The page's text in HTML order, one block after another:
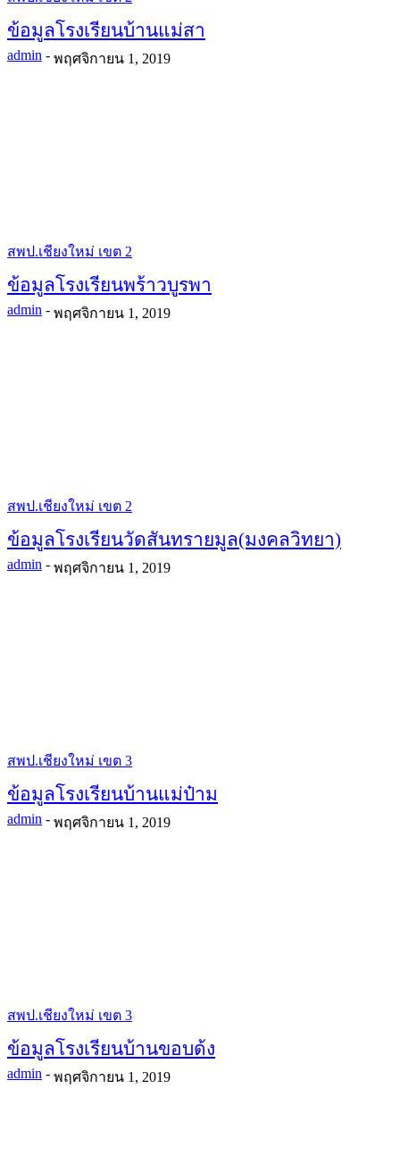
ข้อมูลโรงเรียนบ้านแม่สา
admin - พฤศจิกายน 1, 2019
สพป.เชียงใหม่ เขต 2
ข้อมูลโรงเรียนพร้าวบูรพา
admin - พฤศจิกายน 1, 2019
สพป.เชียงใหม่ เขต 2
ข้อมูลโรงเรียนวัดสันทรายมูล(มงคลวิทยา)
admin - พฤศจิกายน 1, 2019
สพป.เชียงใหม่ เขต 3
ข้อมูลโรงเรียนบ้านแม่ป๋าม
admin - พฤศจิกายน 1, 2019
สพป.เชียงใหม่ เขต 3
ข้อมูลโรงเรียนบ้านขอบด้ง
admin - พฤศจิกายน 1, 2019